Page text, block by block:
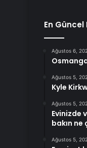
En
Ağustos 6,
Ağustos 5,
Kyle
Ağustos 5,
Evinizde
bakın ne
Ağustos 5,